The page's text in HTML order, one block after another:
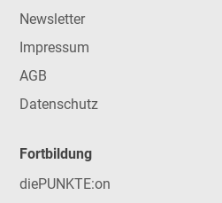
Newsletter
Impressum
AGB
Datenschutz
Fortbildung
diePUNKTE:on